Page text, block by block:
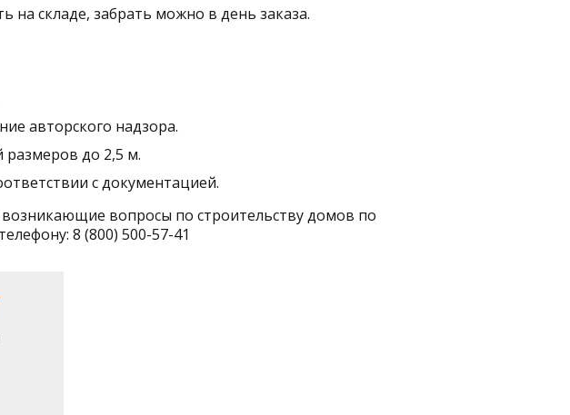
на складе, забрать можно в день заказа.
авторского надзора.
размеров до 2,5 м.
с документацией.
вопросы по строительству домов по
8 (800) 500-57-41